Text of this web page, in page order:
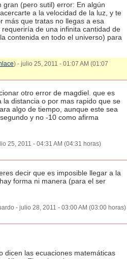
gran (pero sutil) error: En algún
a la velocidad de la luz, y te
más que tratas no llegas a esa
de una infinita cantidad de
contenida en todo el universo) para
) - julio 25, 2011 - 01:07 AM (01:07
otro error de magdiel. que es
la distancia o por mas rapido que se
algo de tiempo, aunque este sea
y no -10 como afirma
25, 2011 - 04:31 AM (04:31 horas)
decir que es imposible llegar a la
forma ni manera (para el ser
- julio 28, 2011 - 03:00 AM (03:00 horas)
dicen las ecuaciones matemáticas